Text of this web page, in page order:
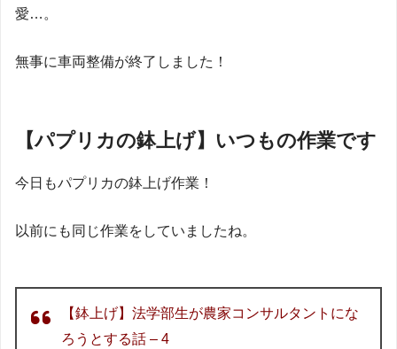
愛…。
無事に車両整備が終了しました！
【パプリカの鉢上げ】いつもの作業です
今日もパプリカの鉢上げ作業！
以前にも同じ作業をしていましたね。
【鉢上げ】法学部生が農家コンサルタントにな
ろうとする話 – 4